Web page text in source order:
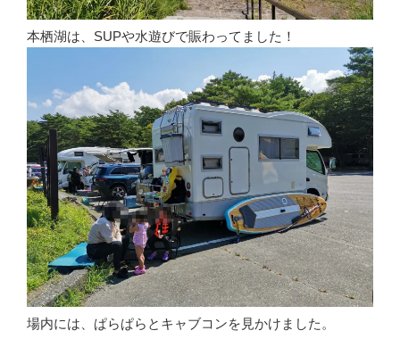
本栖湖は、SUPや水遊びで賑わってました！
場内には、ぱらぱらとキャブコンを見かけました。